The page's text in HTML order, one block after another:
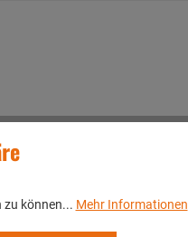
zu können... Mehr Informationen